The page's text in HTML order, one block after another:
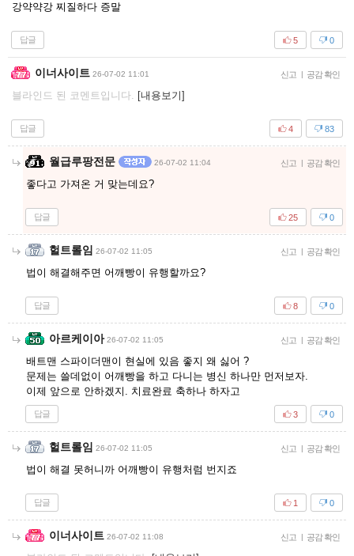
강약약강 찌질하다 증말
답글 0
5
이너사이트 26-07-02 11:01 신고 공감 확인
블라인드 된 코멘트입니다. [내용보기]
답글 83
4
월급루팡전문 26-07-02 11:04 신고 공감 확인
좋다고 가져온 거 맞는데요?
답글 0
25
헐트롤임 26-07-02 11:05 신고 공감 확인
법이 해결해주면 어깨빵이 유행할까요?
답글 0
8
아르케이아 26-07-02 11:05 신고 공감 확인
배트맨 스파이더맨이 현실에 있음 좋지 왜 싫어 ?
문제는 쓸데없이 어깨빵을 하고 다니는 병신 하나만 먼저보자.
이제 앞으로 안하겠지. 치료완료 축하나 하자고
답글 0
3
헐트롤임 26-07-02 11:05 신고 공감 확인
법이 해결 못허니까 어깨빵이 유행처럼 번지죠
답글 0
1
이너사이트 26-07-02 11:08 신고 공감 확인